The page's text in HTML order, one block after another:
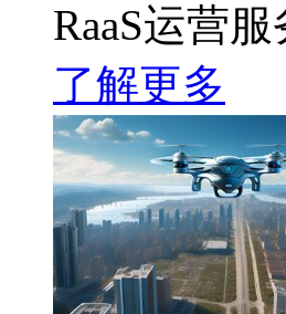
RaaS运营
了解更多